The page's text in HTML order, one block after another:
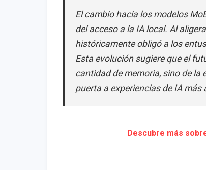
El cambio hacia los modelos
del acceso a la IA local. Al
históricamente obligó a los
Esta evolución sugiere que el
cantidad de memoria, sino de la
puerta a experiencias de IA
Descubre más